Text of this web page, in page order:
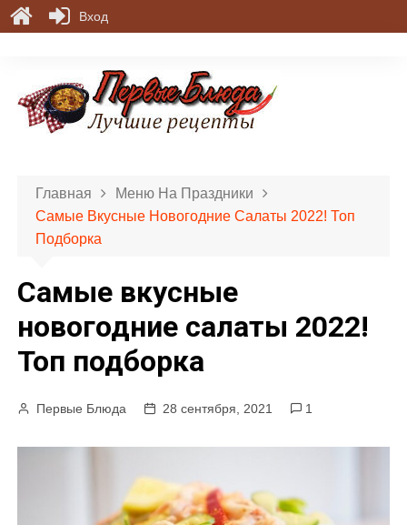
Главная
Меню На Праздники
Самые Вкусные Новогодние Салаты 2022! Топ
Подборка
Самые вкусные
новогодние салаты 2022!
Топ подборка
Первые Блюда 28 сентября, 2021 1
Вход